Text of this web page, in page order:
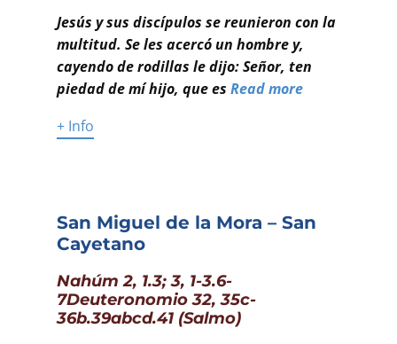
Jesús y sus discípulos se reunieron con la
multitud. Se les acercó un hombre y,
cayendo de rodillas le dijo: Señor, ten
piedad de mí hijo, que es Read more
+ Info
San Miguel de la Mora – San
Cayetano
Nahúm 2, 1.3; 3, 1-3.6-
7Deuteronomio 32, 35c-
36b.39abcd.41 (Salmo)